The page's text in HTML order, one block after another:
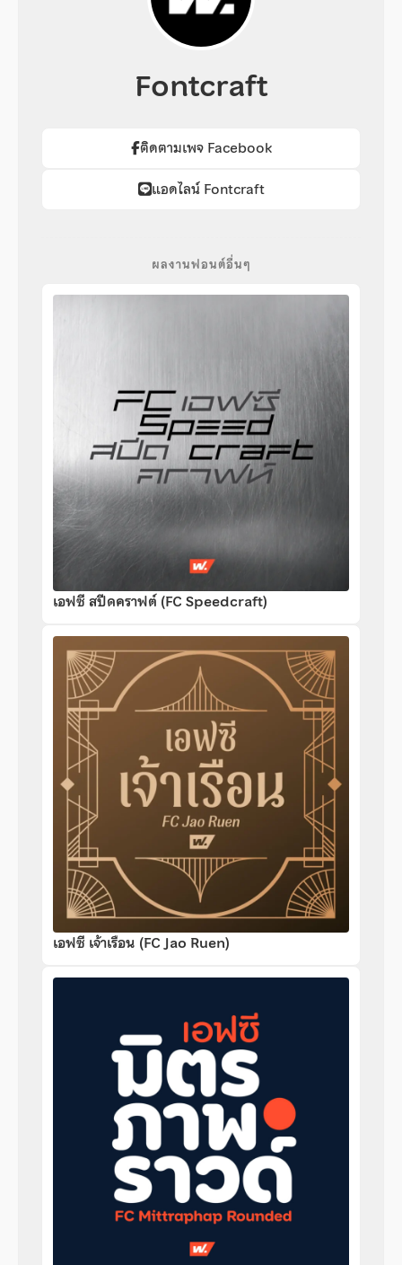
Fontcraft
ติดตามเพจ Facebook
แอดไลน์ Fontcraft
ผลงานฟอนต์อื่นๆ
เอฟซี สปีดคราฟต์ (FC Speedcraft)
เอฟซี เจ้าเรือน (FC Jao Ruen)